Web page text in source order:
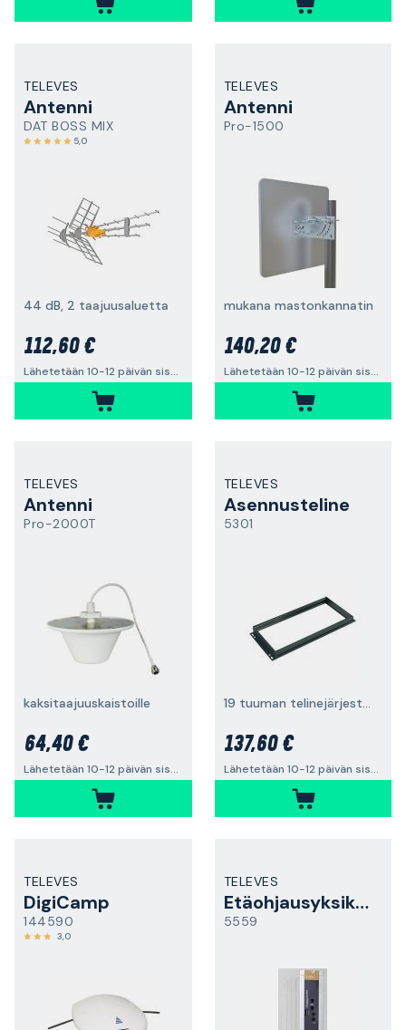
TELEVES
Antenni
DAT BOSS MIX
5,0
44 dB, 2 taajuusaluetta
112,60 €
Lähetetään 10-12 päivän sisällä
TELEVES
Antenni
Pro-1500
mukana mastonkannatin
140,20 €
Lähetetään 10-12 päivän sisällä
TELEVES
Antenni
Pro-2000T
kaksitaajuuskaistoille
64,40 €
Lähetetään 10-12 päivän sisällä
TELEVES
Asennusteline
5301
19 tuuman telinejärjestelmiin
137,60 €
Lähetetään 10-12 päivän sisällä
TELEVES
DigiCamp
144590
3,0
TELEVES
Etäohjausyksikkö
5559